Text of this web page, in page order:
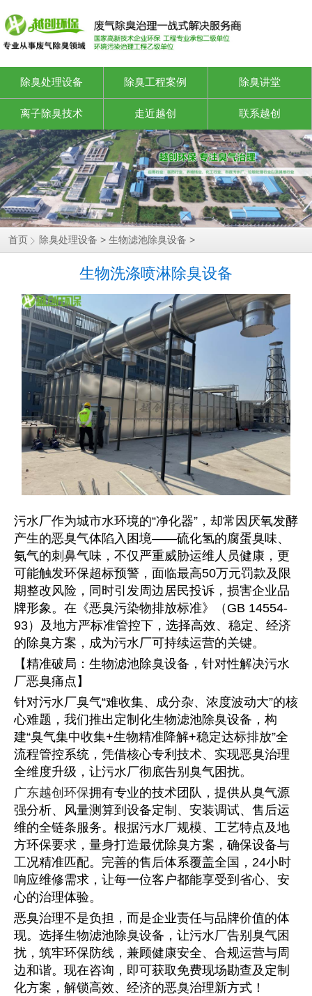
除臭处理设备 除臭工程案例 除臭讲堂
离子除臭技术 走近越创 联系越创
静电油烟设备
首页 除臭处理设备 > 生物滤池除臭设备 >
生物洗涤喷淋除臭设备
污水厂作为城市水环境的“净化器”，却常因厌氧发酵
产生的恶臭气体陷入困境——硫化氢的腐蛋臭味、
氨气的刺鼻气味，不仅严重威胁运维人员健康，更
可能触发环保超标预警，面临最高50万元罚款及限
期整改风险，同时引发周边居民投诉，损害企业品
牌形象。在《恶臭污染物排放标准》（GB 14554-
93）及地方严标准管控下，选择高效、稳定、经济
的除臭方案，成为污水厂可持续运营的关键。
【精准破局：生物滤池除臭设备，针对性解决污水
厂恶臭痛点】
针对污水厂臭气“难收集、成分杂、浓度波动大”的核
心难题，我们推出定制化生物滤池除臭设备，构
建“臭气集中收集+生物精准降解+稳定达标排放”全
流程管控系统，凭借核心专利技术、实现恶臭治理
全维度升级，让污水厂彻底告别臭气困扰。
广东越创环保拥有专业的技术团队，提供从臭气源
强分析、风量测算到设备定制、安装调试、售后运
维的全链条服务。根据污水厂规模、工艺特点及地
方环保要求，量身打造最优除臭方案，确保设备与
工况精准匹配。完善的售后体系覆盖全国，24小时
响应维修需求，让每一位客户都能享受到省心、安
心的治理体验。
恶臭治理不是负担，而是企业责任与品牌价值的体
现。选择生物滤池除臭设备，让污水厂告别臭气困
扰，筑牢环保防线，兼顾健康安全、合规运营与周
边和谐。现在咨询，即可获取免费现场勘查及定制
化方案，解锁高效、经济的恶臭治理新方式！